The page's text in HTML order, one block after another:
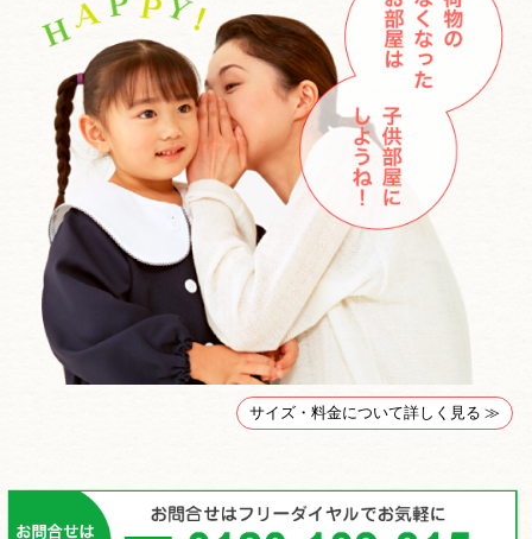
サイズ・料金について詳しく見る ≫